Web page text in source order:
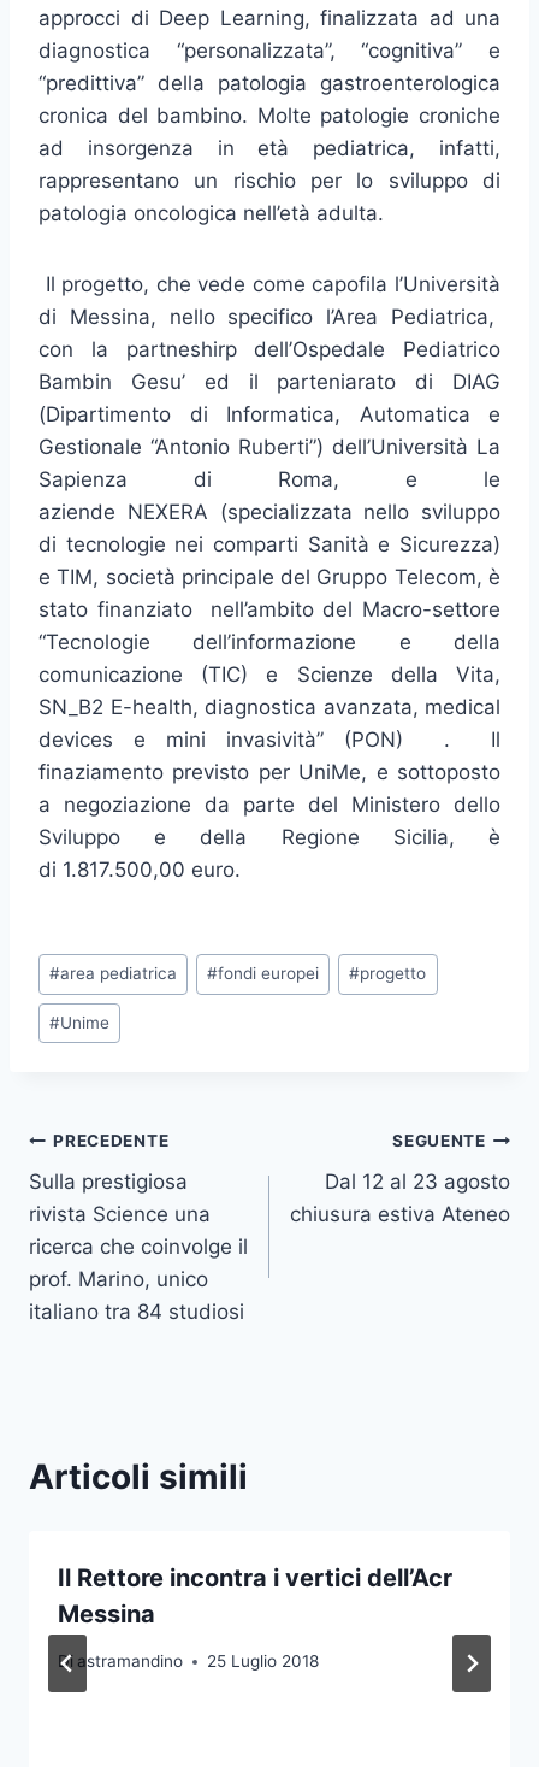
approcci di Deep Learning, finalizzata ad una
diagnostica “personalizzata”, “cognitiva” e
“predittiva” della patologia gastroenterologica
cronica del bambino. Molte patologie croniche
ad insorgenza in età pediatrica, infatti,
rappresentano un rischio per lo sviluppo di
patologia oncologica nell’età adulta.
Il progetto, che vede come capofila l’Università
di Messina, nello specifico l’Area Pediatrica,
con la partneshirp dell’Ospedale Pediatrico
Bambin Gesu’ ed il parteniarato di DIAG
(Dipartimento di Informatica, Automatica e
Gestionale “Antonio Ruberti”) dell’Università La
Sapienza di Roma, e le
aziende NEXERA (specializzata nello sviluppo
di tecnologie nei comparti Sanità e Sicurezza)
e TIM, società principale del Gruppo Telecom, è
stato finanziato nell’ambito del Macro-settore
“Tecnologie dell’informazione e della
comunicazione (TIC) e Scienze della Vita,
SN_B2 E-health, diagnostica avanzata, medical
devices e mini invasività” (PON) . Il
finaziamento previsto per UniMe, e sottoposto
a negoziazione da parte del Ministero dello
Sviluppo e della Regione Sicilia, è
di 1.817.500,00 euro.
Tag
articolo:
#area pediatrica #fondi europei #progetto
#Unime
Navigazione
articoli
PRECEDENTE
Sulla prestigiosa
rivista Science una
ricerca che coinvolge il
prof. Marino, unico
italiano tra 84 studiosi
SEGUENTE
Dal 12 al 23 agosto
chiusura estiva Ateneo
Articoli simili
Il Rettore incontra i vertici dell’Acr
Messina
Di astramandino 25 Luglio 2018